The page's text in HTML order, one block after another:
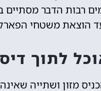
רבות הדבר מסתיים
הוצאת משטחי
לתוך
מזון ושתייה